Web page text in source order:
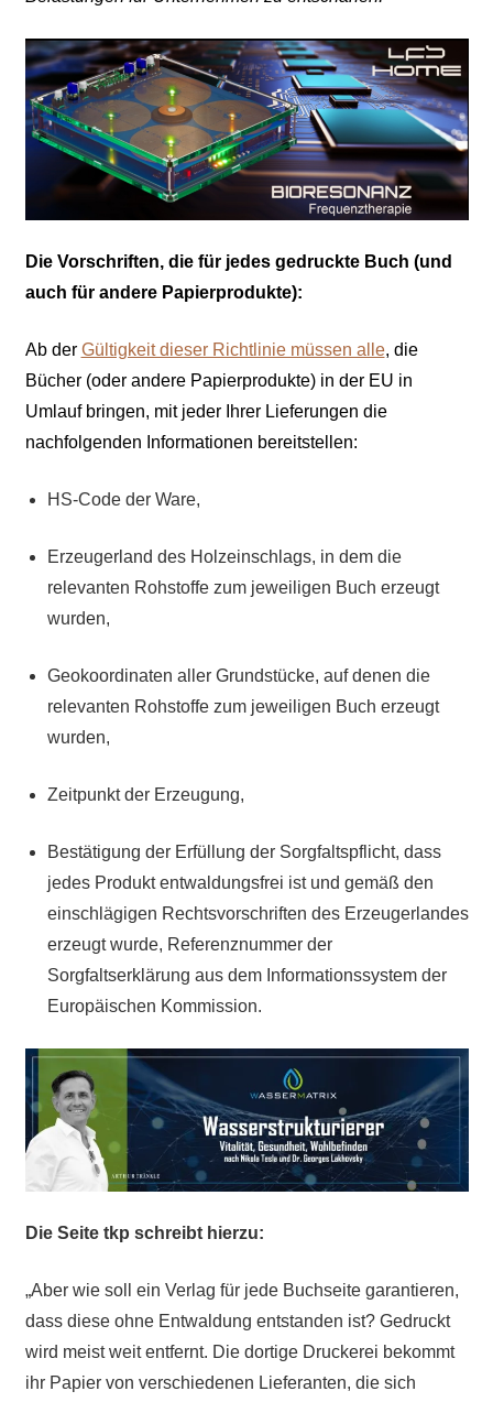
Die Vorschriften, die für jedes gedruckte Buch (und
auch für andere Papierprodukte):
Ab der Gültigkeit dieser Richtlinie müssen alle, die
Bücher (oder andere Papierprodukte) in der EU in
Umlauf bringen, mit jeder Ihrer Lieferungen die
nachfolgenden Informationen bereitstellen:
HS-Code der Ware,
Erzeugerland des Holzeinschlags, in dem die
relevanten Rohstoffe zum jeweiligen Buch erzeugt
wurden,
Geokoordinaten aller Grundstücke, auf denen die
relevanten Rohstoffe zum jeweiligen Buch erzeugt
wurden,
Zeitpunkt der Erzeugung,
Bestätigung der Erfüllung der Sorgfaltspflicht, dass
jedes Produkt entwaldungsfrei ist und gemäß den
einschlägigen Rechtsvorschriften des Erzeugerlandes
erzeugt wurde, Referenznummer der
Sorgfaltserklärung aus dem Informationssystem der
Europäischen Kommission.
Die Seite tkp schreibt hierzu:
„Aber wie soll ein Verlag für jede Buchseite garantieren,
dass diese ohne Entwaldung entstanden ist? Gedruckt
wird meist weit entfernt. Die dortige Druckerei bekommt
ihr Papier von verschiedenen Lieferanten, die sich